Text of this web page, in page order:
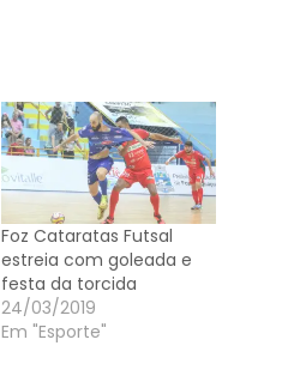
Foz Cataratas Futsal
estreia com goleada e
festa da torcida
24/03/2019
Em "Esporte"